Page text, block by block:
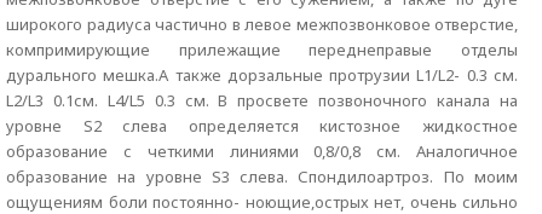
широкого радиуса частично в левое межпозвонковое отверстие,
компримирующие прилежащие переднеправые отделы
дурального мешка.А также дорзальные протрузии L1/L2- 0.3 см.
L2/L3 0.1см. L4/L5 0.3 см. В просвете позвоночного канала на
уровне S2 слева определяется кистозное жидкостное
образование с четкими линиями 0,8/0,8 см. Аналогичное
образование на уровне S3 слева. Спондилоартроз. По моим
ощущениям боли постоянно- ноющие,острых нет, очень сильно